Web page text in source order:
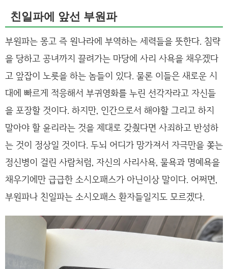
친일파에 앞선 부원파
부원파는 몽고 즉 원나라에 부역하는 세력들을 뜻한다. 침략
을 당하고 공녀까지 끌려가는 마당에 사리 사욕을 채우겠다
고 앞잡이 노릇을 하는 놈들이 있다. 물론 이들은 새로운 시
대에 빠르게 적응해서 부귀영화를 누린 선각자라고 자신들
을 포장할 것이다. 하지만, 인간으로서 해야할 그리고 하지
말아야 할 윤리라는 것을 제대로 갖췄다면 사죄하고 반성하
는 것이 정상일 것이다. 두뇌 어디가 망가져서 자극만을 쫒는
정신병이 걸린 사람처럼, 자신의 사리사욕, 물욕과 명예욕을
채우기에만 급급한 소시오패스가 아닌이상 말이다. 어쩌면,
부원파나 친일파는 소시오패스 환자들일지도 모르겠다.